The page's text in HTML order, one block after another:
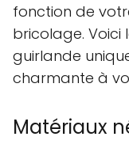
fonction de
bricolage. Voici
guirlande
charmante à
Matériaux